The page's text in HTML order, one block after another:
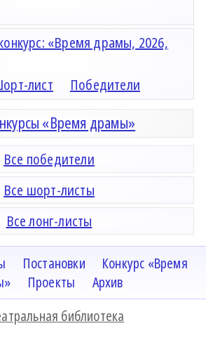
«Время драмы, 2026,
лист Победители
«Время драмы»
Все победители
Все шорт-листы
Все лонг-листы
Постановки
Конкурс «Время
Проекты
Архив
библиотека